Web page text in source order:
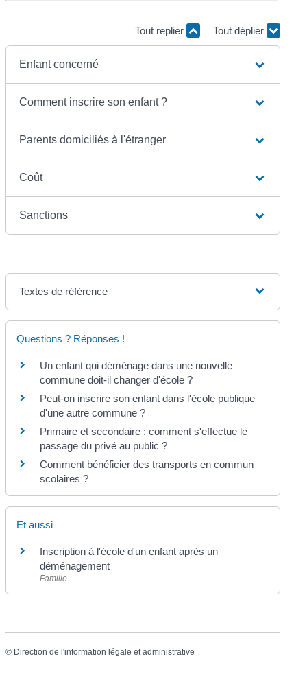
Tout replier Tout déplier
Enfant concerné
Comment inscrire son enfant ?
Parents domiciliés à l'étranger
Coût
Sanctions
Textes de référence
Questions ? Réponses !
Un enfant qui déménage dans une nouvelle
commune doit-il changer d'école ?
Peut-on inscrire son enfant dans l'école publique
d'une autre commune ?
Primaire et secondaire : comment s'effectue le
passage du privé au public ?
Comment bénéficier des transports en commun
scolaires ?
Et aussi
Inscription à l'école d'un enfant après un
déménagement
Famille
© Direction de l'information légale et administrative